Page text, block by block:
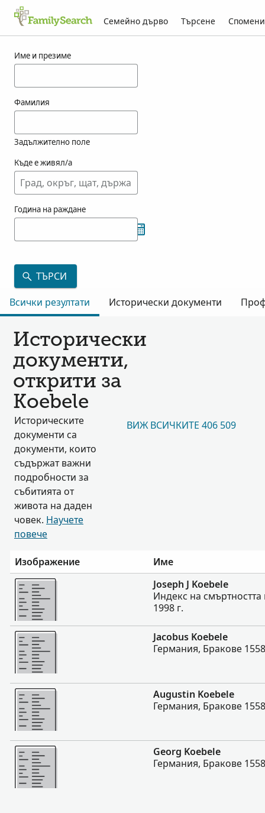
Семейно дърво Търсене Спомени
Име и презиме
Фамилия
Задължително поле
Къде е живял/а
Година на раждане
ТЪРСИ
Всички резултати
Исторически документи
Исторически
документи,
открити за
Koebele
Историческите
документи са
документи, които
съдържат важни
подробности за
събитията от
живота на даден
човек. Научете
повече
ВИЖ ВСИЧКИТЕ 406 509
Изображение
Име
Повече
Joseph J Koebele
Индекс на
1998 г.
Повече
Jacobus Koebele
Германия, Бракове
Повече
Augustin Koebele
Германия, Бракове
Повече
Georg Koebele
Германия, Бракове